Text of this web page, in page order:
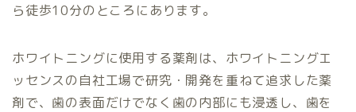
ら徒歩10分のところにあります。
ホワイトニングに使用する薬剤は、ホワイトニングエ
ッセンスの自社工場で研究・開発を重ねて追求した薬
剤で、歯の表面だけでなく歯の内部にも浸透し、歯を